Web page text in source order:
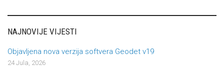
NAJNOVIJE VIJESTI
Objavljena nova verzija softvera Geodet v19
24 Jula, 2026